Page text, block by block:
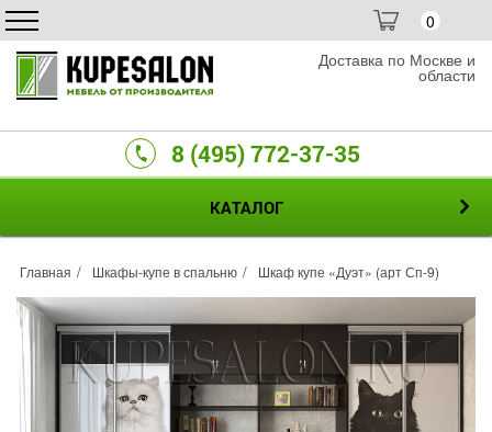
0
Доставка по Москве и
области
8 (495) 772-37-35
КАТАЛОГ
Главная Шкафы-купе в спальню Шкаф купе «Дуэт» (арт Сп-9)